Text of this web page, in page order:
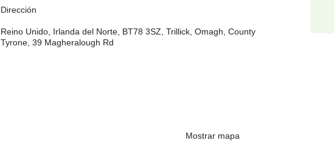
Dirección
Reino Unido, Irlanda del Norte, BT78 3SZ, Trillick, Omagh, County
Tyrone, 39 Magheralough Rd
Mostrar mapa